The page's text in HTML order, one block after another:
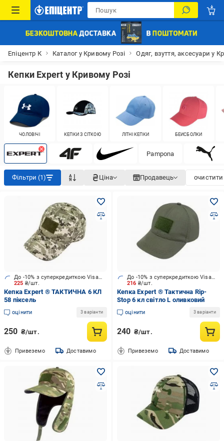
Епіцентр К Каталог у Кривому Розі Одяг, взуття, аксесуари у
Кепки Expert у Кривому Розі
ЧОЛОВІЧІ КЕПКИ З СІТКОЮ ЛІТНІ КЕПКИ БЕЙСБОЛКИ
Pampona
Фільтри (1) Ціна Продавець очистити
225 ₴/шт.
До -10% з суперкредиткою Visa Вигода
Кепка Expert ® ТАКТИЧНА 6 КЛ
58 піксель
оцінити 3 варіанти
250 ₴/шт.
Привеземо Доставимо
216 ₴/шт.
До -10% з суперкредиткою Visa Вигода
Кепка Expert ® Тактична Rip-
Stop 6 кл світло L оливковий
оцінити 3 варіанти
240 ₴/шт.
Привеземо Доставимо